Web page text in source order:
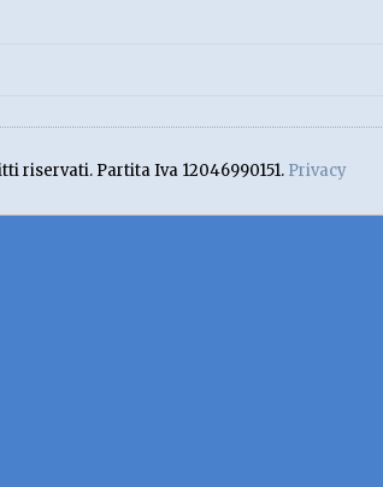
riservati. Partita Iva 12046990151. Privacy